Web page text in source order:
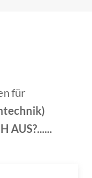
für
AUS?......